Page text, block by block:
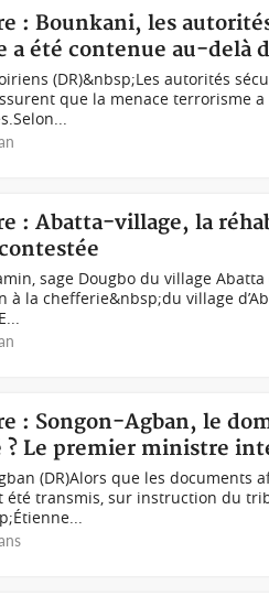
: Bounkani, les
a été contenue au-delà
(DR)&nbsp;Les autorités
que la menace terrorisme
: Abatta-village, la
sage Dougbo du village
à la chefferie&nbsp;du village
: Songon-Agban, le
? Le premier ministre
(DR)Alors que les
été transmis, sur instruction du